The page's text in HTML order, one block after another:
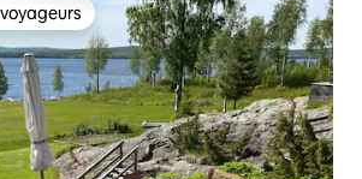
parmi les plus aimés